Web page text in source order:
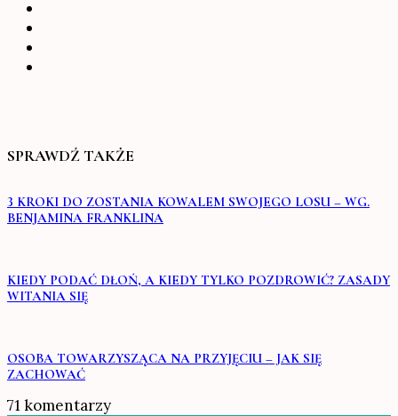
SPRAWDŹ TAKŻE
3 KROKI DO ZOSTANIA KOWALEM SWOJEGO LOSU – WG.
BENJAMINA FRANKLINA
KIEDY PODAĆ DŁOŃ, A KIEDY TYLKO POZDROWIĆ? ZASADY
WITANIA SIĘ
OSOBA TOWARZYSZĄCA NA PRZYJĘCIU – JAK SIĘ
ZACHOWAĆ
71komentarzy